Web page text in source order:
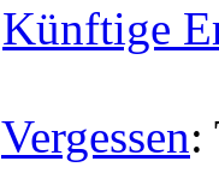
Künftige
Vergessen: